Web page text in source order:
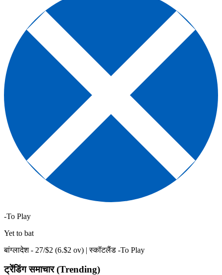
-To Play
Yet to bat
बांग्लादेश - 27/$2 (6.$2 ov) | स्कॉटलैंड -To Play
ट्रेंडिंग समाचार (Trending)